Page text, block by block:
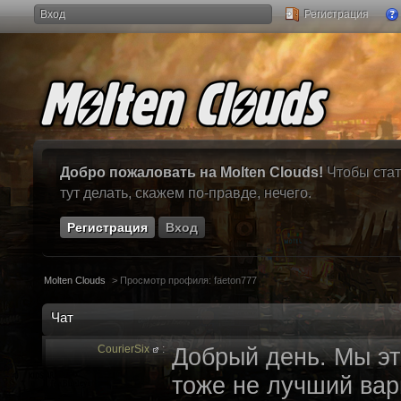
Вход Регистрация
Добро пожаловать на Molten Clouds! Чтобы
тут делать, скажем по-правде, нечего.
Регистрация Вход
Molten Clouds > Просмотр профиля: faeton777
Чат
CourierSix : Добрый день. Мы
тоже не лучший